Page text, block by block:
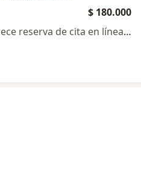
$ 180.000
Este especialista no ofrece reserva de cita en línea en esta dirección.